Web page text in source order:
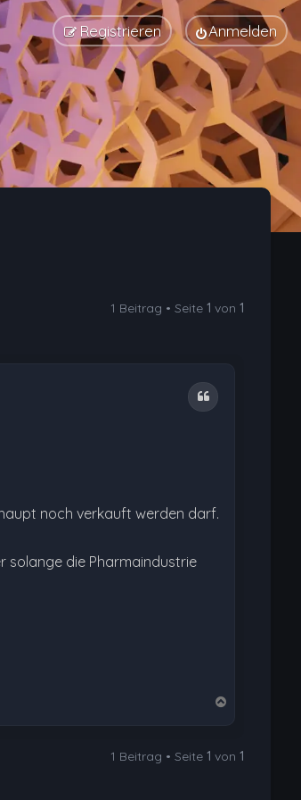
Anmelden
Registrieren
1 Beitrag • Seite1 von1
Zitat
noch verkauft werden darf.
solange die Pharmaindustrie
h
1 Beitrag • Seite1 von1